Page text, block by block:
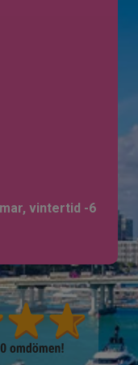
vintertid -6